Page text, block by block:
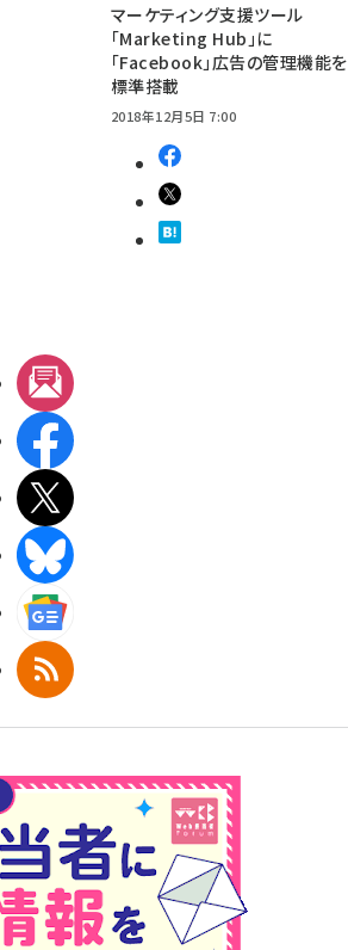
マーケティング支援ツール
「Marketing Hub」に
「Facebook」広告の管理機能を
標準搭載
2018年12月5日 7:00
RSS